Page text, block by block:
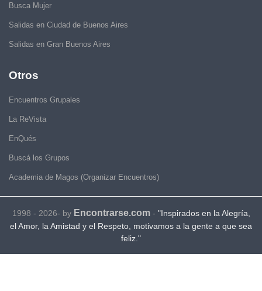
Busca Mujer
Salidas en Ciudad de Buenos Aires
Salidas en Gran Buenos Aires
Otros
Encuentros Grupales
La ReVista
EnQués
Buscá los Grupos
Academia de Magos (Organizar Encuentros)
1998 - 2026- by Encontrarse.com- "Inspirados en la Alegría,
el Amor, la Amistad y el Respeto, motivamos a la gente a que sea
feliz."